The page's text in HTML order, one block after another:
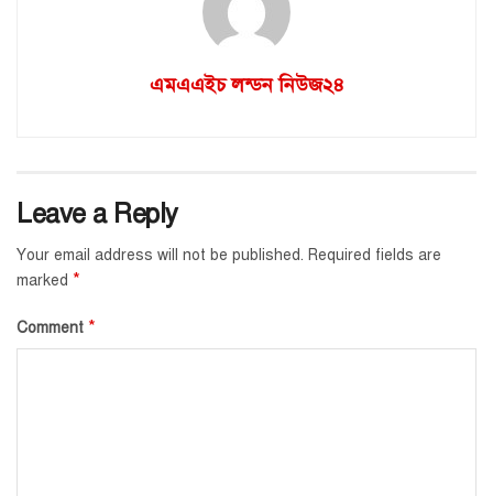
এমএএইচ লন্ডন নিউজ২৪
Leave a Reply
Your email address will not be published. Required fields are
marked *
Comment *